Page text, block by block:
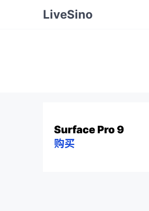
LiveSino